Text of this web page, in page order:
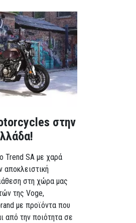
στην
Trend SA με χαρά
αποκλειστική
στη χώρα μας
της Voge,
με προϊόντα που
από την ποιότητα σε